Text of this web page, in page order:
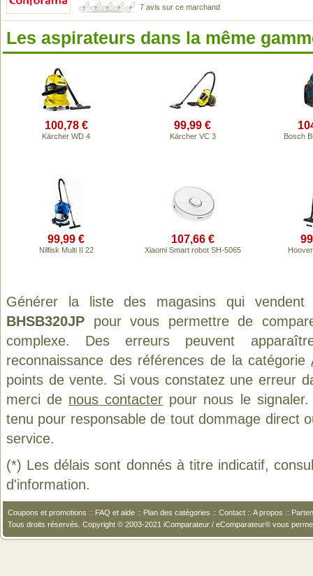
7 avis sur ce marchand
Les aspirateurs dans la même
100,78 €
Kärcher WD 4
99,99 €
Kärcher VC 3 Bosch
99,99 €
Nilfisk Multi II 22
107,66 €
Xiaomi Smart robot SH-5065
Générer la liste des magasins qui
BHSB320JP pour vous permettre de
complexe. Des erreurs peuvent
reconnaissance des références de la catégorie
points de vente. Si vous constatez une erreur
merci de nous contacter pour nous le
tenu pour responsable de tout dommage direct
service.
(*) Les délais sont donnés à titre indicatif,
d'information.
Coupons et promotions :: FAQ et aide :: Plan des catégories :: Contact :: A propos ::
Tous droits réservés. Copyright © 2003-2021 iComparateur / eComparateur® vous